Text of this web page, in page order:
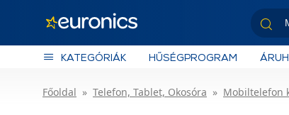
KATEGÓRIÁK HŰSÉGPROGRAM
Főoldal Telefon, Tablet, Okosóra Mobiltelefon